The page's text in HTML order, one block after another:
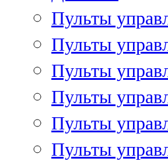
Пульты
Пульты
Пульты
Пульты
Пульты
Пульты